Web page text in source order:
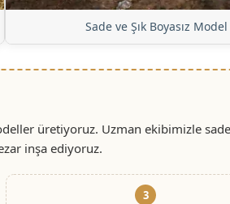
Sade ve Şık Boyasız Model
üretiyoruz. Uzman ekibimizle
inşa ediyoruz.
3